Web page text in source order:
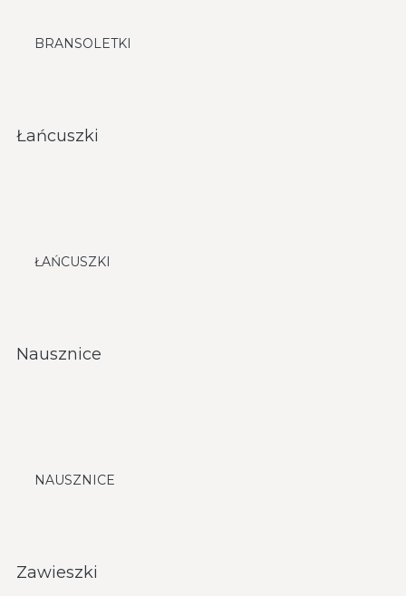
BRANSOLETKI
Łańcuszki
ŁAŃCUSZKI
Nausznice
NAUSZNICE
Zawieszki